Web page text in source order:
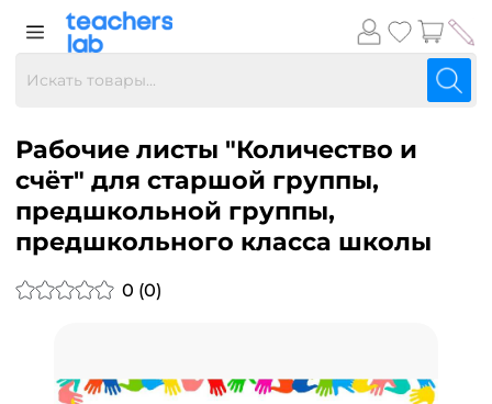
Рабочие листы "Количество и
счёт" для старшой группы,
предшкольной группы,
предшкольного класса школы
0 (0)